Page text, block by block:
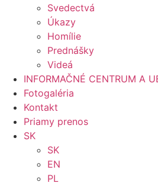
Svedectvá
Úkazy
Homílie
Prednášky
Videá
INFORMAČNÉ CENTRUM A
Fotogaléria
Kontakt
Priamy prenos
SK
SK
EN
PL